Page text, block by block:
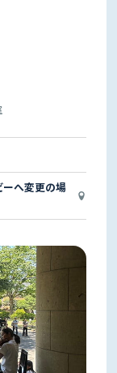
ーへ変更の場